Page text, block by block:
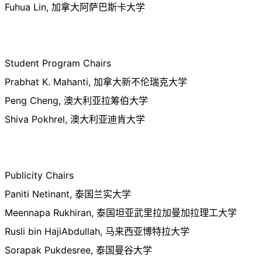
Fuhua Lin, 加拿大阿萨巴斯卡大学
Student Program Chairs
Prabhat K. Mahanti, 加拿大新不伦瑞克大学
Peng Cheng, 澳大利亚拉筹伯大学
Shiva Pokhrel, 澳大利亚迪肯大学
Publicity Chairs
Paniti Netinant, 泰国兰实大学
Meennapa Rukhiran, 泰国坦亚武里拉加曼加拉理工大学
Rusli bin HajiAbdullah, 马来西亚博特拉大学
Sorapak Pukdesree, 泰国曼谷大学